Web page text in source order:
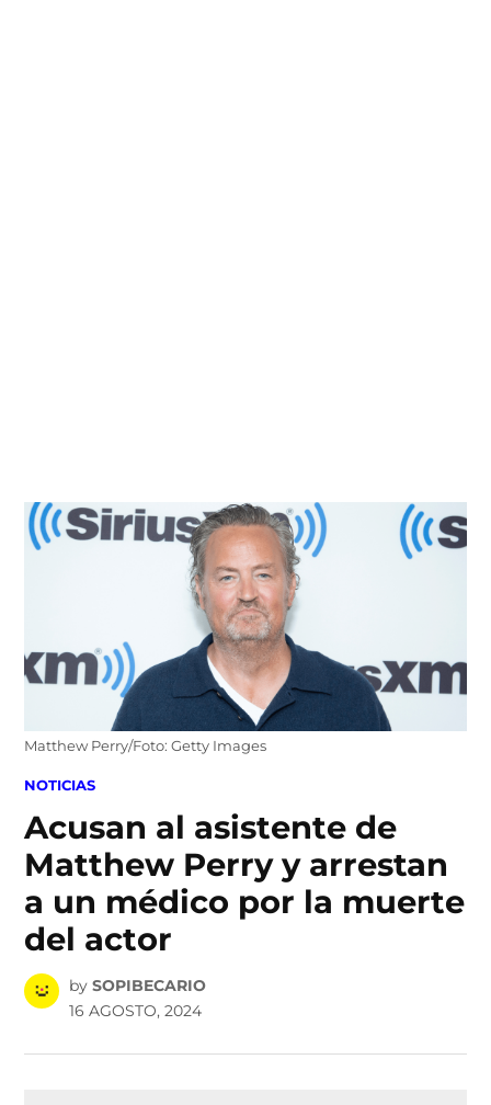
content
Matthew Perry/Foto: Getty Images
POSTED
NOTICIAS
Acusan al asistente de
Matthew Perry y arrestan
a un médico por la muerte
del actor
by SOPIBECARIO
16 AGOSTO, 2024